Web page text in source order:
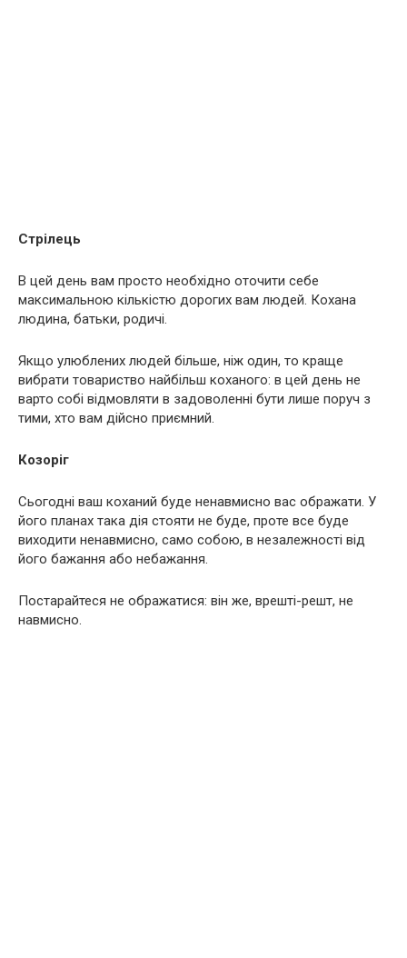
Стрілець
В цей день вам просто необхідно оточити себе
максимальною кількістю дорогих вам людей. Кохана
людина, батьки, родичі.
Якщо улюблених людей більше, ніж один, то краще
вибрати товариство найбільш коханого: в цей день не
варто собі відмовляти в задоволенні бути лише поруч з
тими, хто вам дійсно приємний.
Козоріг
Сьогодні ваш коханий буде ненавмисно вас ображати. У
його планах така дія стояти не буде, проте все буде
виходити ненавмисно, само собою, в незалежності від
його бажання або небажання.
Постарайтеся не ображатися: він же, врешті-решт, не
навмисно.